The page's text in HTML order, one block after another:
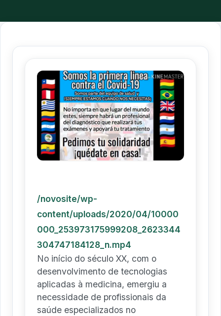
/novosite/wp-
content/uploads/2020/04/10000
000_253973175999208_2623344
304747184128_n.mp4
No início do século XX, com o
desenvolvimento de tecnologias
aplicadas à medicina, emergiu a
necessidade de profissionais da
saúde especializados no